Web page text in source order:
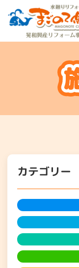
カテゴリー